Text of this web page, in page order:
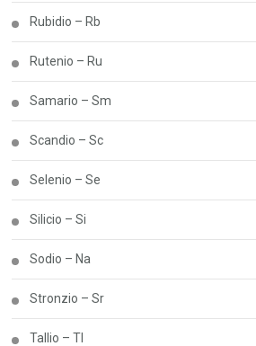
Rubidio – Rb
Rutenio – Ru
Samario – Sm
Scandio – Sc
Selenio – Se
Silicio – Si
Sodio – Na
Stronzio – Sr
Tallio – Tl